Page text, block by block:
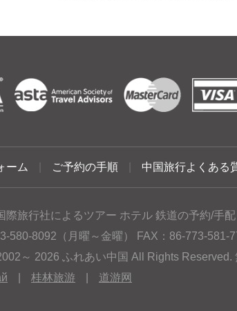
ーム ご予約の手順 中国旅行よくある
際旅行社によるツアー ホテル 鉄道の予約/手
580-8092（月曜～金曜） FAX：86-773-581-
～ 2026 ふれあい中国 All Rights Reserved.
桂林旅游 道游网